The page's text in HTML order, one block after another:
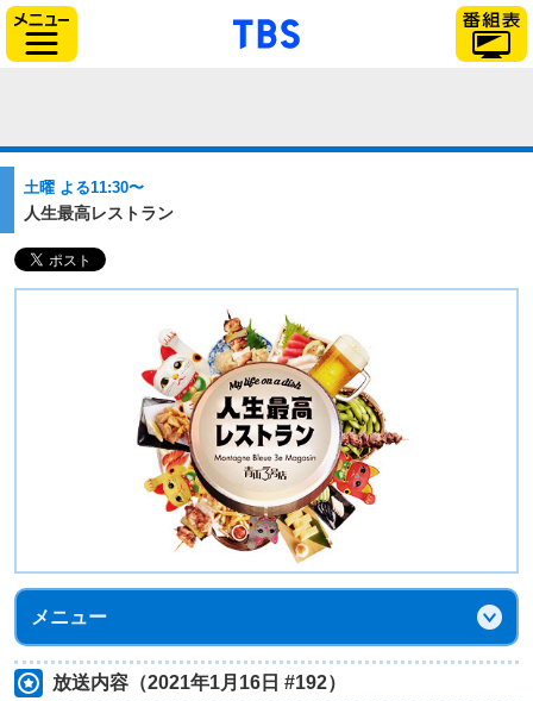
「TBSテレビ」トップ
土曜 よる11:30〜
人生最高レストラン
メニュー
放送内容（2021年1月16日 #192）